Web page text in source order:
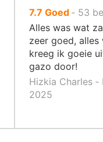
7.7 uit
10
,
Goed ‐ 53
Alles was wat
zeer goed,
kreeg ik goeie
gazo door!
Hizkia Charles ‐
2025